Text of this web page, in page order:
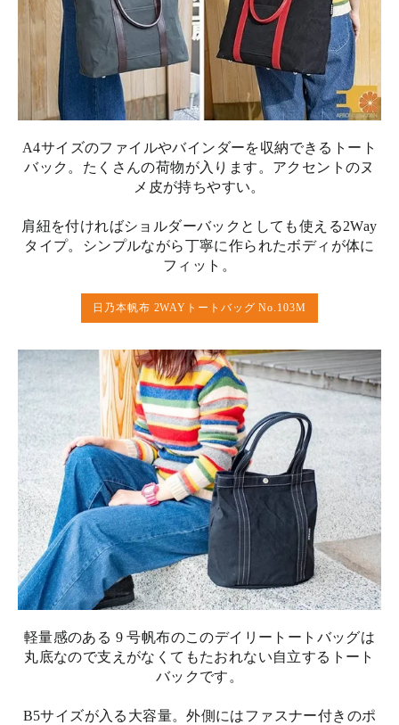
A4サイズのファイルやバインダーを収納できるトート
バック。たくさんの荷物が入ります。アクセントのヌ
メ皮が持ちやすい。
肩紐を付ければショルダーバックとしても使える2Way
タイプ。シンプルながら丁寧に作られたボディが体に
フィット。
日乃本帆布 2WAYトートバッグ No.103M
軽量感のある 9 号帆布のこのデイリートートバッグは
丸底なので支えがなくてもたおれない自立するトート
バックです。
B5サイズが入る大容量。外側にはファスナー付きのポ